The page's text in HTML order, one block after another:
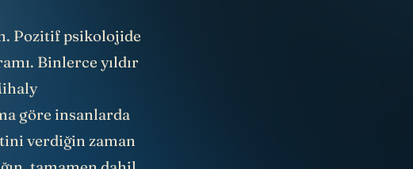
Pozitif psikolojide
Binlerce yıldır
göre insanlarda
verdiğin zaman